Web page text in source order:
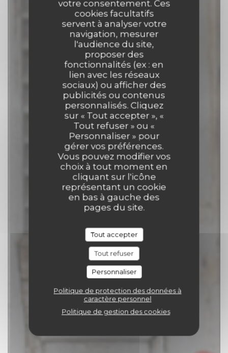
votre consentement. Ces
cookies facultatifs
servent à analyser votre
navigation, mesurer
l'audience du site,
proposer des
fonctionnalités (ex : en
lien avec les réseaux
sociaux) ou afficher des
publicités ou contenus
personnalisés. Cliquez
sur « Tout accepter », «
Tout refuser » ou «
Personnaliser » pour
gérer vos préférences.
Vous pouvez modifier vos
choix à tout moment en
cliquant sur l'icône
représentant un cookie
en bas à gauche des
pages du site.
Tout accepter
Tout refuser
Personnaliser
Politique de protection des données à
caractère personnel
Politique de gestion des cookies
Comptoir 17
TRAITEUR|TOURNAI
RÉSERVER